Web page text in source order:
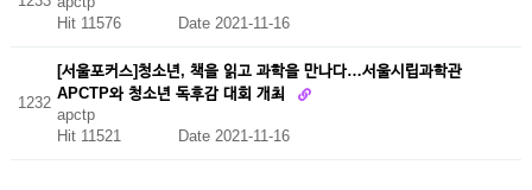
Hit 11576
Date 2021-11-16
1232
[서울포커스]청소년, 책을 읽고 과학을 만나다…서울시립과학관
APCTP와 청소년 독후감 대회 개최
apctp
Hit 11521 Date 2021-11-16